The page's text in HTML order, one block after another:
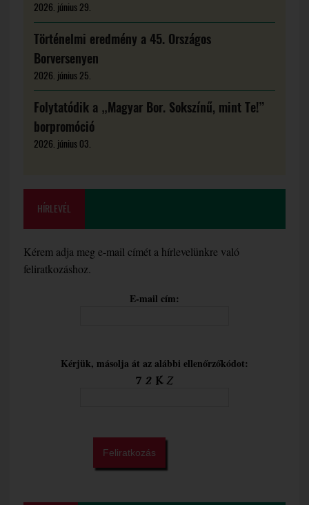
2026. június 29.
Történelmi eredmény a 45. Országos
Borversenyen
2026. június 25.
Folytatódik a „Magyar Bor. Sokszínű, mint Te!”
borpromóció
2026. június 03.
HÍRLEVÉL
Kérem adja meg e-mail címét a hírlevelünkre való
feliratkozáshoz.
E-mail cím:
Kérjük, másolja át az alábbi ellenőrzőkódot: